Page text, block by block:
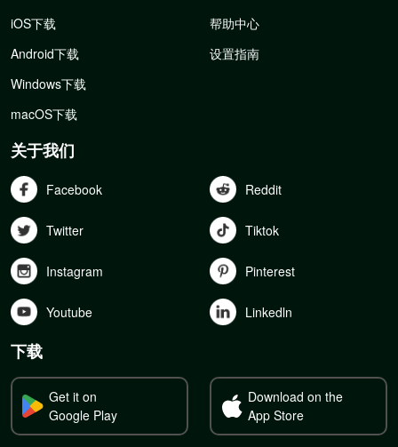
iOS下载
Android下载
Windows下载
macOS下载
帮助中心
设置指南
关于我们
Facebook Reddit
Twitter Tiktok
Instagram Pinterest
Youtube Linkedln
下载
Get it on
Google Play
Download on the
App Store